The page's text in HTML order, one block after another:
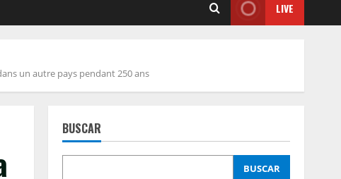
LIVE
un autre pays pendant 250 ans
BUSCAR
BUSCAR